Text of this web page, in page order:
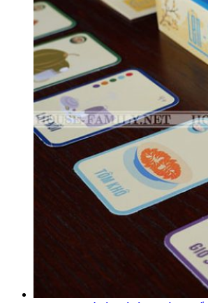
7 tựa game đua xe mobile thư giãn
thoại Update 08/2026